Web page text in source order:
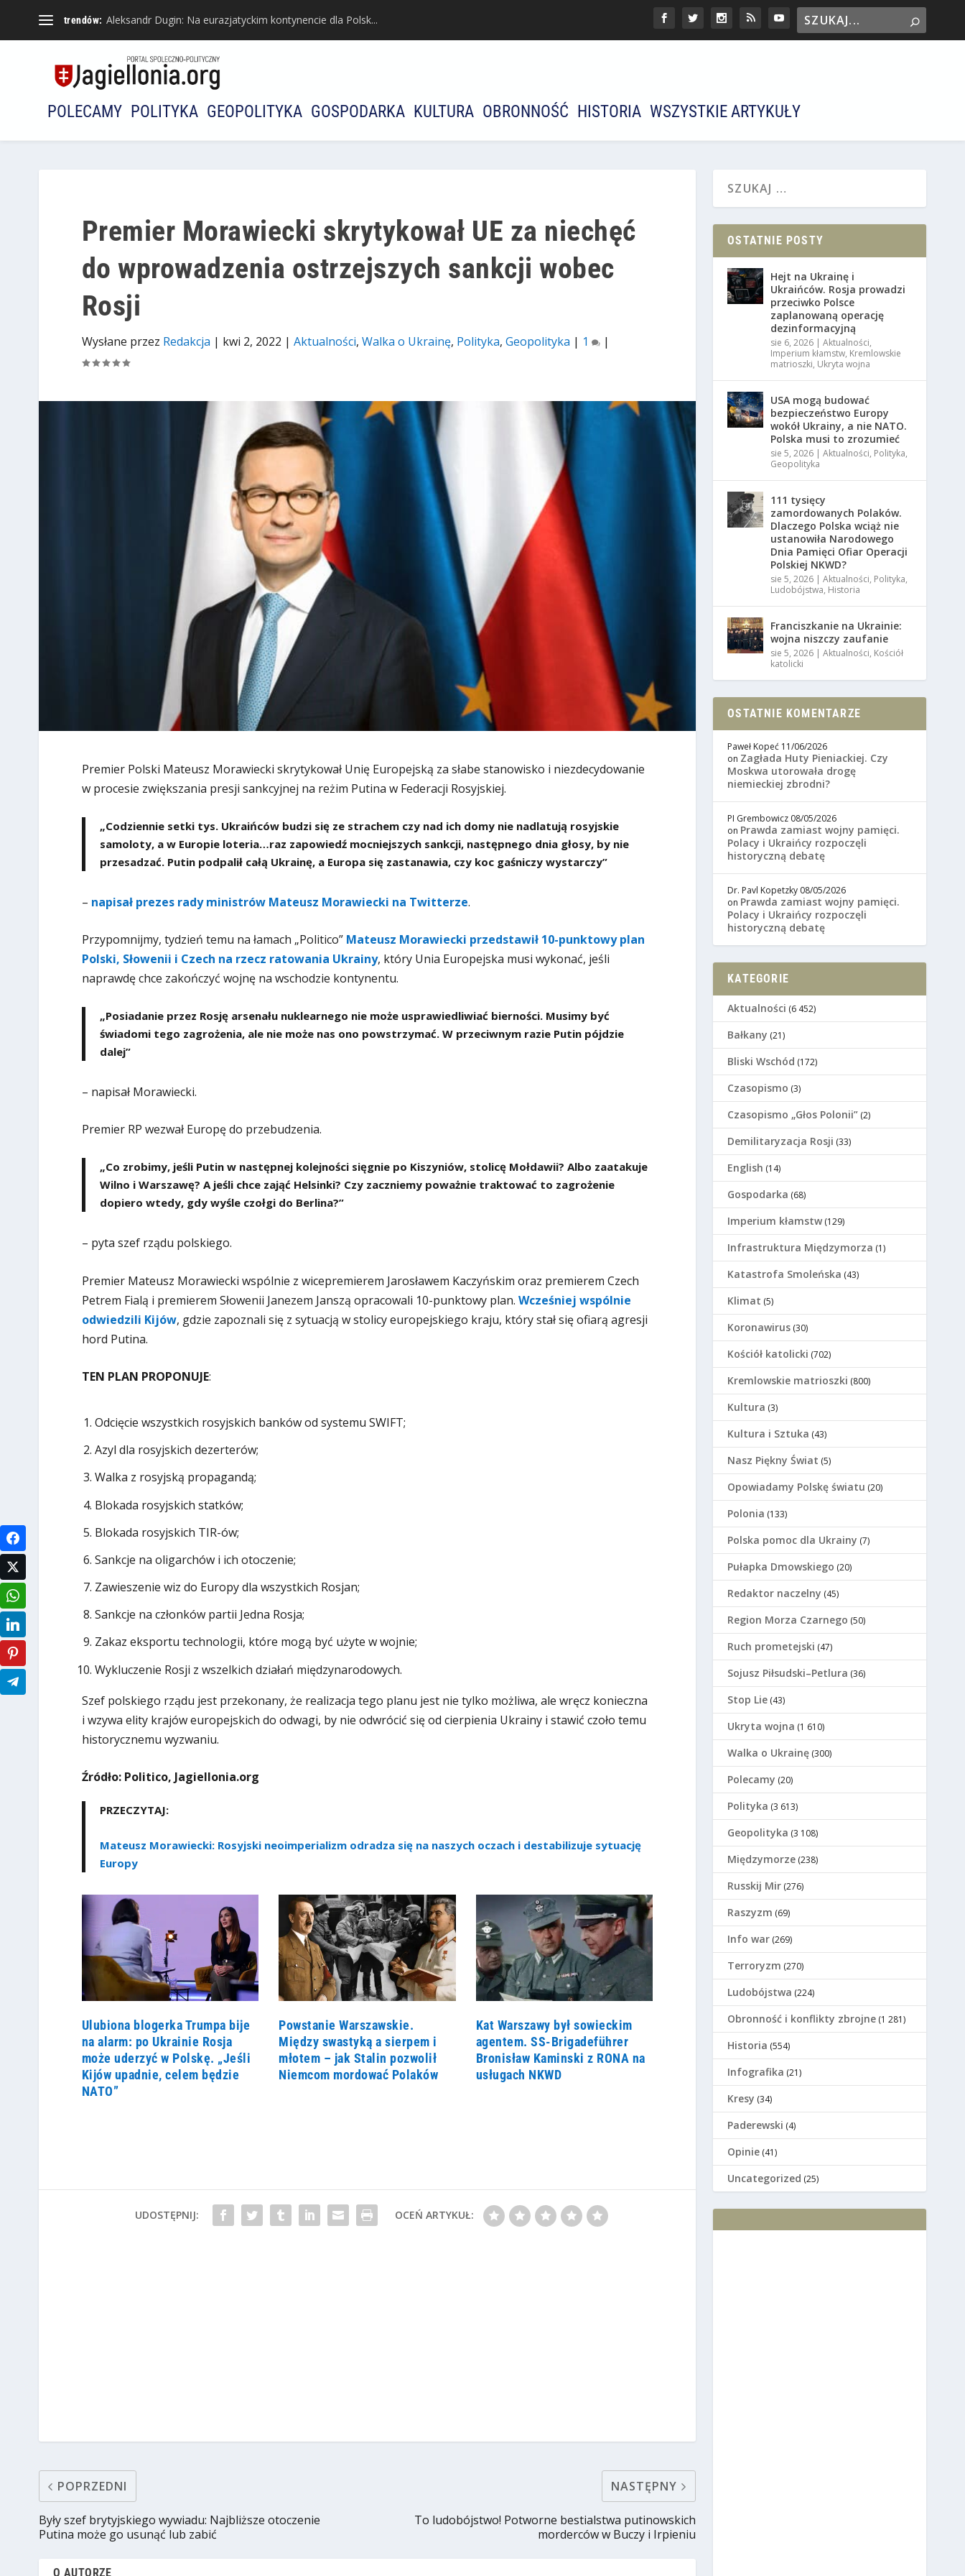
trendów: Aleksandr Dugin: Na eurazjatyckim kontynencie dla Polsk...
POLECAMY POLITYKA GEOPOLITYKA GOSPODARKA KULTURA OBRONNOŚĆ HISTORIA WSZYSTKIE ARTYKUŁY
Premier Morawiecki skrytykował UE za niechęć
do wprowadzenia ostrzejszych sankcji wobec
Rosji
Wysłane przez Redakcja | kwi 2, 2022 | Aktualności, Walka o Ukrainę, Polityka, Geopolityka | 1 |
Premier Polski Mateusz Morawiecki skrytykował Unię Europejską za słabe stanowisko i niezdecydowanie
w procesie zwiększania presji sankcyjnej na reżim Putina w Federacji Rosyjskiej.
„Codziennie setki tys. Ukraińców budzi się ze strachem czy nad ich domy nie nadlatują rosyjskie
samoloty, a w Europie loteria…raz zapowiedź mocniejszych sankcji, następnego dnia głosy, by nie
przesadzać. Putin podpalił całą Ukrainę, a Europa się zastanawia, czy koc gaśniczy wystarczy”
– napisał prezes rady ministrów Mateusz Morawiecki na Twitterze.
Przypomnijmy, tydzień temu na łamach „Politico” Mateusz Morawiecki przedstawił 10-punktowy plan
Polski, Słowenii i Czech na rzecz ratowania Ukrainy, który Unia Europejska musi wykonać, jeśli
naprawdę chce zakończyć wojnę na wschodzie kontynentu.
„Posiadanie przez Rosję arsenału nuklearnego nie może usprawiedliwiać bierności. Musimy być
świadomi tego zagrożenia, ale nie może nas ono powstrzymać. W przeciwnym razie Putin pójdzie
dalej”
– napisał Morawiecki.
Premier RP wezwał Europę do przebudzenia.
„Co zrobimy, jeśli Putin w następnej kolejności sięgnie po Kiszyniów, stolicę Mołdawii? Albo zaatakuje
Wilno i Warszawę? A jeśli chce zająć Helsinki? Czy zaczniemy poważnie traktować to zagrożenie
dopiero wtedy, gdy wyśle czołgi do Berlina?”
– pyta szef rządu polskiego.
Premier Mateusz Morawiecki wspólnie z wicepremierem Jarosławem Kaczyńskim oraz premierem Czech
Petrem Fialą i premierem Słowenii Janezem Janszą opracowali 10-punktowy plan. Wcześniej wspólnie
odwiedzili Kijów, gdzie zapoznali się z sytuacją w stolicy europejskiego kraju, który stał się ofiarą agresji
hord Putina.
TEN PLAN PROPONUJE:
Odcięcie wszystkich rosyjskich banków od systemu SWIFT;
Azyl dla rosyjskich dezerterów;
Walka z rosyjską propagandą;
Blokada rosyjskich statków;
Blokada rosyjskich TIR-ów;
Sankcje na oligarchów i ich otoczenie;
Zawieszenie wiz do Europy dla wszystkich Rosjan;
Sankcje na członków partii Jedna Rosja;
Zakaz eksportu technologii, które mogą być użyte w wojnie;
Wykluczenie Rosji z wszelkich działań międzynarodowych.
Szef polskiego rządu jest przekonany, że realizacja tego planu jest nie tylko możliwa, ale wręcz konieczna
i wzywa elity krajów europejskich do odwagi, by nie odwrócić się od cierpienia Ukrainy i stawić czoło temu
historycznemu wyzwaniu.
Źródło: Politico, Jagiellonia.org
PRZECZYTAJ:
Mateusz Morawiecki: Rosyjski neoimperializm odradza się na naszych oczach i destabilizuje sytuację
Europy
Ulubiona blogerka Trumpa bije
na alarm: po Ukrainie Rosja
może uderzyć w Polskę. „Jeśli
Kijów upadnie, celem będzie
NATO”
Powstanie Warszawskie.
Między swastyką a sierpem i
młotem – jak Stalin pozwolił
Niemcom mordować Polaków
Kat Warszawy był sowieckim
agentem. SS-Brigadeführer
Bronisław Kaminski z RONA na
usługach NKWD
UDOSTĘPNIJ: OCEŃ ARTYKUŁ:
POPRZEDNI
Były szef brytyjskiego wywiadu: Najbliższe otoczenie
Putina może go usunąć lub zabić
NASTĘPNY
To ludobójstwo! Potworne bestialstwa putinowskich
morderców w Buczy i Irpieniu
O AUTORZE
OSTATNIE POSTY
Hejt na Ukrainę i
Ukraińców. Rosja prowadzi
przeciwko Polsce
zaplanowaną operację
dezinformacyjną
sie 6, 2026 |Aktualności,
Imperium kłamstw, Kremlowskie
matrioszki, Ukryta wojna
USA mogą budować
bezpieczeństwo Europy
wokół Ukrainy, a nie NATO.
Polska musi to zrozumieć
sie 5, 2026 |Aktualności, Polityka,
Geopolityka
111 tysięcy
zamordowanych Polaków.
Dlaczego Polska wciąż nie
ustanowiła Narodowego
Dnia Pamięci Ofiar Operacji
Polskiej NKWD?
sie 5, 2026 |Aktualności, Polityka,
Ludobójstwa, Historia
Franciszkanie na Ukrainie:
wojna niszczy zaufanie
sie 5, 2026 |Aktualności, Kościół
katolicki
OSTATNIE KOMENTARZE
Paweł Kopeć 11/06/2026
on Zagłada Huty Pieniackiej. Czy
Moskwa utorowała drogę
niemieckiej zbrodni?
PI Grembowicz 08/05/2026
on Prawda zamiast wojny pamięci.
Polacy i Ukraińcy rozpoczęli
historyczną debatę
Dr. Pavl Kopetzky 08/05/2026
on Prawda zamiast wojny pamięci.
Polacy i Ukraińcy rozpoczęli
historyczną debatę
KATEGORIE
Aktualności (6 452)
Bałkany (21)
Bliski Wschód (172)
Czasopismo (3)
Czasopismo „Głos Polonii” (2)
Demilitaryzacja Rosji (33)
English (14)
Gospodarka (68)
Imperium kłamstw (129)
Infrastruktura Międzymorza (1)
Katastrofa Smoleńska (43)
Klimat (5)
Koronawirus (30)
Kościół katolicki (702)
Kremlowskie matrioszki (800)
Kultura (3)
Kultura i Sztuka (43)
Nasz Piękny Świat (5)
Opowiadamy Polskę światu (20)
Polonia (133)
Polska pomoc dla Ukrainy (7)
Pułapka Dmowskiego (20)
Redaktor naczelny (45)
Region Morza Czarnego (50)
Ruch prometejski (47)
Sojusz Piłsudski–Petlura (36)
Stop Lie (43)
Ukryta wojna (1 610)
Walka o Ukrainę (300)
Polecamy (20)
Polityka (3 613)
Geopolityka (3 108)
Międzymorze (238)
Russkij Mir (276)
Raszyzm (69)
Info war (269)
Terroryzm (270)
Ludobójstwa (224)
Оbronność i konflikty zbrojne (1 281)
Historia (554)
Infografika (21)
Kresy (34)
Paderewski (4)
Opinie (41)
Uncategorized (25)